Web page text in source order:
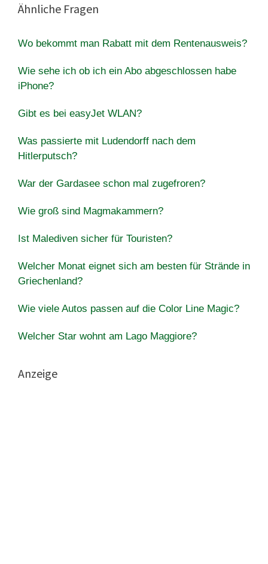
Ähnliche Fragen
Wo bekommt man Rabatt mit dem Rentenausweis?
Wie sehe ich ob ich ein Abo abgeschlossen habe
iPhone?
Gibt es bei easyJet WLAN?
Was passierte mit Ludendorff nach dem
Hitlerputsch?
War der Gardasee schon mal zugefroren?
Wie groß sind Magmakammern?
Ist Malediven sicher für Touristen?
Welcher Monat eignet sich am besten für Strände in
Griechenland?
Wie viele Autos passen auf die Color Line Magic?
Welcher Star wohnt am Lago Maggiore?
Anzeige